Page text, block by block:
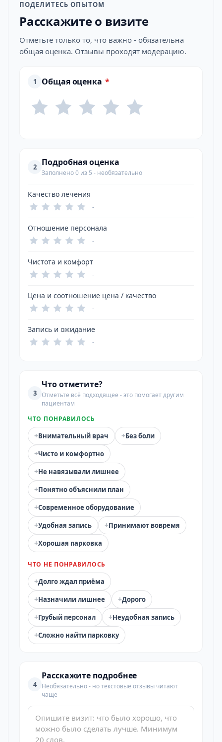
ПОДЕЛИТЕСЬ ОПЫТОМ
Расскажите о визите
Отметьте только то, что важно - обязательна
общая оценка. Отзывы проходят модерацию.
1 Общая оценка *
2 Подробная оценка
Заполнено 0 из 5 - необязательно
Качество лечения
-
Отношение персонала
-
Чистота и комфорт
-
Цена и соотношение цена / качество
-
Запись и ожидание
-
3
Что отметите?
Отметьте всё подходящее - это помогает другим
пациентам
ЧТО ПОНРАВИЛОСЬ
+Внимательный врач +Без боли
+Чисто и комфортно
+Не навязывали лишнее
+Понятно объяснили план
+Современное оборудование
+Удобная запись +Принимают вовремя
+Хорошая парковка
ЧТО НЕ ПОНРАВИЛОСЬ
+Долго ждал приёма
+Назначили лишнее +Дорого
+Грубый персонал +Неудобная запись
+Сложно найти парковку
4
Расскажите подробнее
Необязательно - но текстовые отзывы читают
чаще